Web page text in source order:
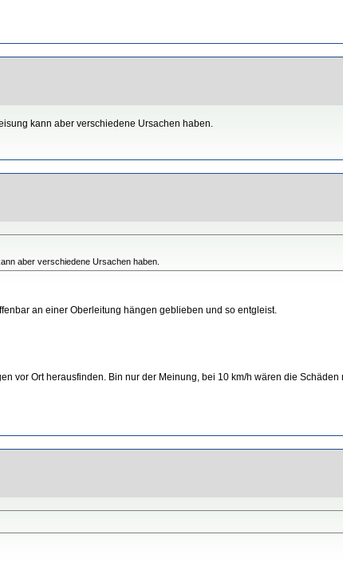
kann aber verschiedene Ursachen haben.
aber verschiedene Ursachen haben.
an einer Oberleitung hängen geblieben und so entgleist.
vor Ort herausfinden. Bin nur der Meinung, bei 10 km/h wären die Schäden